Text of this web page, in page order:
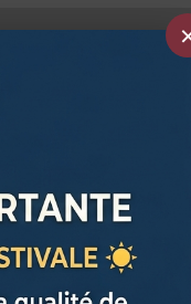
ORIGINE,
Bouteille de 75 cl de
Pourçain Sur Sioule (03)